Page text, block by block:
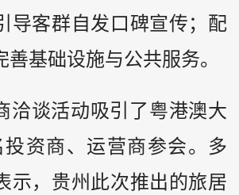
导客群自发口碑宣传；配
善基础设施与公共服务。
洽谈活动吸引了粤港澳大
投资商、运营商参会。多
示，贵州此次推出的旅居